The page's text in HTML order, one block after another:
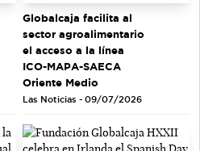
Globalcaja facilita al
sector agroalimentario
el acceso a la línea
ICO-MAPA-SAECA
Oriente Medio
Las Noticias - 09/07/2026